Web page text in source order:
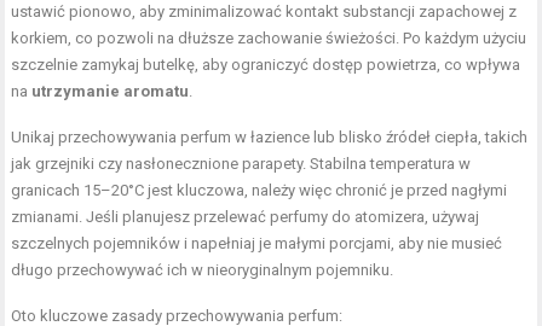
ustawić pionowo, aby zminimalizować kontakt substancji zapachowej z
korkiem, co pozwoli na dłuższe zachowanie świeżości. Po każdym użyciu
szczelnie zamykaj butelkę, aby ograniczyć dostęp powietrza, co wpływa
na utrzymanie aromatu
Unikaj przechowywania perfum w łazience lub blisko źródeł ciepła, takich
jak grzejniki czy nasłonecznione parapety. Stabilna temperatura w
granicach 15–20°C jest kluczowa, należy więc chronić je przed nagłymi
zmianami. Jeśli planujesz przelewać perfumy do atomizera, używaj
szczelnych pojemników i napełniaj je małymi porcjami, aby nie musieć
długo przechowywać ich w nieoryginalnym pojemniku.
Oto kluczowe zasady przechowywania perfum: